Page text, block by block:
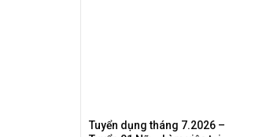
Tuyển dụng tháng 7.2026 –